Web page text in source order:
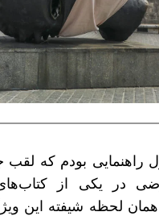
راهنمایی بودم که لقب
در یکی از
همان لحظه شیفته این